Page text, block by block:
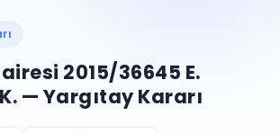
Entegrasyonu
anında
Müvekkil ve taraf
Vekalet
Başlayın Giriş Yap
2015/36645 E.
— Yargıtay Kararı